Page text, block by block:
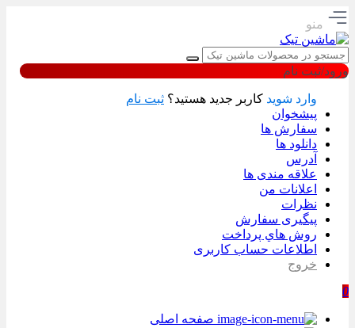
منو
ورود/ثبت نام
وارد شوید کاربر جدید هستید؟ ثبت نام
پیشخوان
سفارش ها
دانلود ها
آدرس
علاقه مندی ها
اعلانات من
نظرات
پیگیری سفارش
روش هاي پرداخت
اطلاعات حساب كاربری
خروج
0
صفحه اصلی